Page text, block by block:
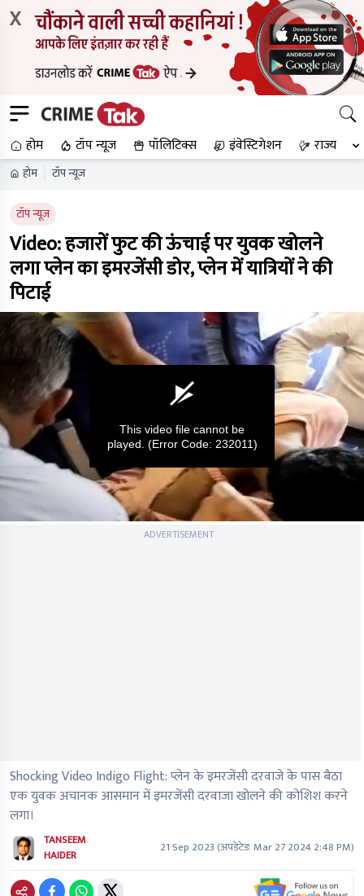
X
होम टॉप न्यूज पॉलिटिक्स इंवेस्टिगेशन राज्य
होम टॉप न्यूज
टॉप न्यूज
Video: हजारों फुट की ऊंचाई पर युवक खोलने
लगा प्लेन का इमरजेंसी डोर, प्लेन में यात्रियों ने की
पिटाई
This video file cannot be
played. (Error Code: 232011)
ADVERTISEMENT
Shocking Video Indigo Flight: प्लेन के इमरजेंसी दरवाजे के पास बैठा
एक युवक अचानक आसमान में इमरजेंसी दरवाजा खोलने की कोशिश करने
लगा।
TANSEEM
HAIDER
21 Sep 2023(अपडेटेड:Mar 27 2024 2:48 PM)